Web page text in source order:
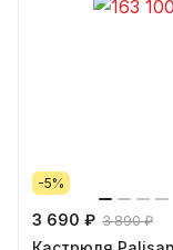
-5%
3 690 ₽ 3 890 ₽